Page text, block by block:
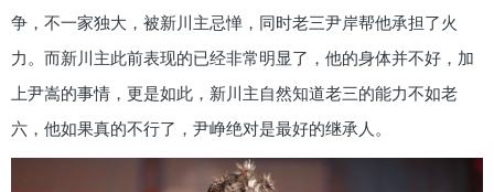
争，不一家独大，被新川主忌惮，同时老三尹岸帮他承担了火
力。而新川主此前表现的已经非常明显了，他的身体并不好，加
上尹嵩的事情，更是如此，新川主自然知道老三的能力不如老
六，他如果真的不行了，尹峥绝对是最好的继承人。